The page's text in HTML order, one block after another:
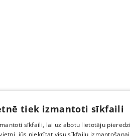
tiek izmantoti sīkfaili
sīkfaili, lai uzlabotu lietotāju
jūs piekrītat visu sīkfailu